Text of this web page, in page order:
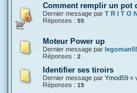
Comment remplir un pot
Dernier message par T R I T O
Réponses : 55
Moteur Power up
Dernier message par
Réponses : 2
Identifier ses tiroirs
Dernier message par Ymod59 «
Réponses : 15